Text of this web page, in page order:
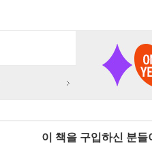
이 책을 구입하신 분